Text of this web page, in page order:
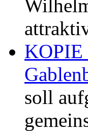
KOPIE
soll